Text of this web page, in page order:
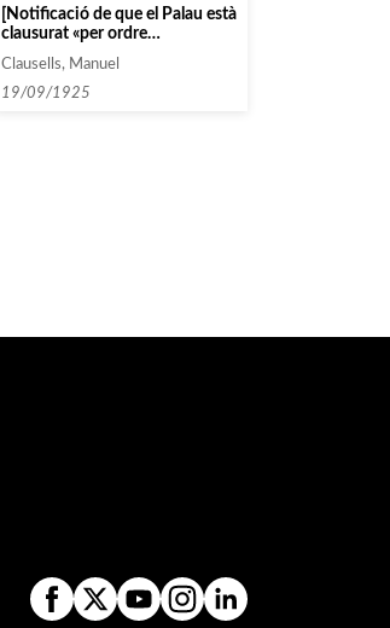
[Notificació de que el Palau està
clausurat «per ordre
governativa»i s’ha de buscar una
altra sala]
Clausells, Manuel
19/09/1925